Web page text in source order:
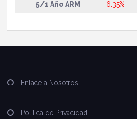
5/1 Año ARM 6.35%
Enlace a Nosotros
Política de Privacidad